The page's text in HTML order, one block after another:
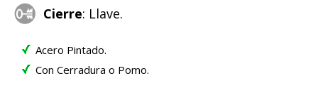
Cierre: Llave.
Acero Pintado.
Con Cerradura o Pomo.